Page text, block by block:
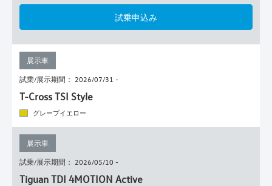
試乗申込み
展示車
試乗/展示期間： 2026/07/31 -
T-Cross TSI Style
グレープイエロー
展示車
試乗/展示期間： 2026/05/10 -
Tiguan TDI 4MOTION Active